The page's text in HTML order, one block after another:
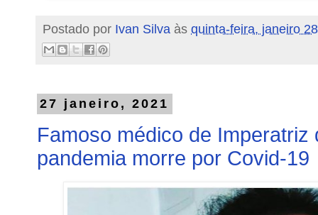
Postado por Ivan Silva às quinta-feira, janeiro
27 janeiro, 2021
Famoso médico de
pandemia morre por Covid-19